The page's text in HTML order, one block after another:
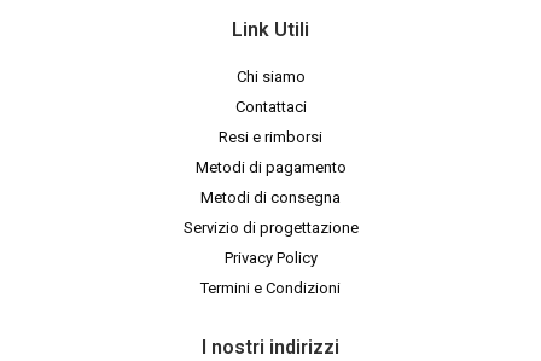
Link Utili
Chi siamo
Contattaci
Resi e rimborsi
Metodi di pagamento
Metodi di consegna
Servizio di progettazione
Privacy Policy
Termini e Condizioni
I nostri indirizzi